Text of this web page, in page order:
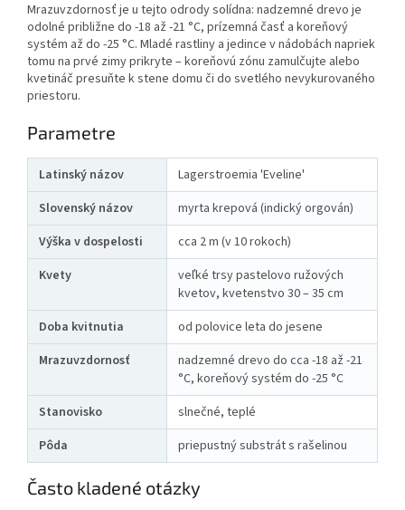
Mrazuvzdornosť je u tejto odrody solídna: nadzemné drevo je
odolné približne do -18 až -21 °C, prízemná časť a koreňový
systém až do -25 °C. Mladé rastliny a jedince v nádobách napriek
tomu na prvé zimy prikryte – koreňovú zónu zamulčujte alebo
kvetináč presuňte k stene domu či do svetlého nevykurovaného
priestoru.
Parametre
Latinský názov
Lagerstroemia 'Eveline'
Slovenský názov
myrta krepová (indický orgován)
Výška v dospelosti
cca 2 m (v 10 rokoch)
Kvety
veľké trsy pastelovo ružových
kvetov, kvetenstvo 30 – 35 cm
Doba kvitnutia
od polovice leta do jesene
Mrazuvzdornosť
nadzemné drevo do cca -18 až -21
°C, koreňový systém do -25 °C
Stanovisko
slnečné, teplé
Pôda
priepustný substrát s rašelinou
Často kladené otázky